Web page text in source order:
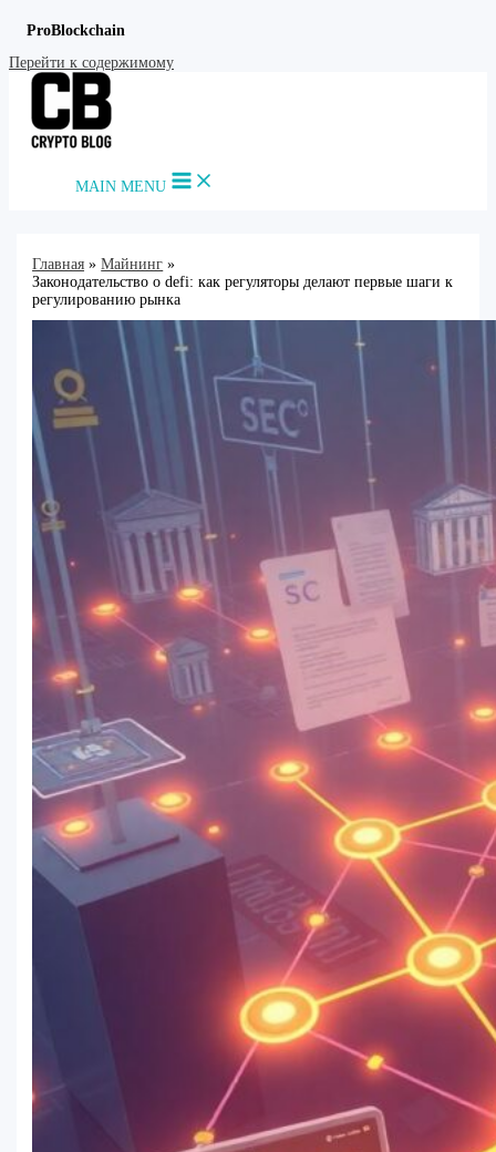
ProBlockchain
Перейти к содержимому
MAIN MENU
Главная
Майнинг
Законодательство о defi: как регуляторы делают первые шаги к
регулированию рынка